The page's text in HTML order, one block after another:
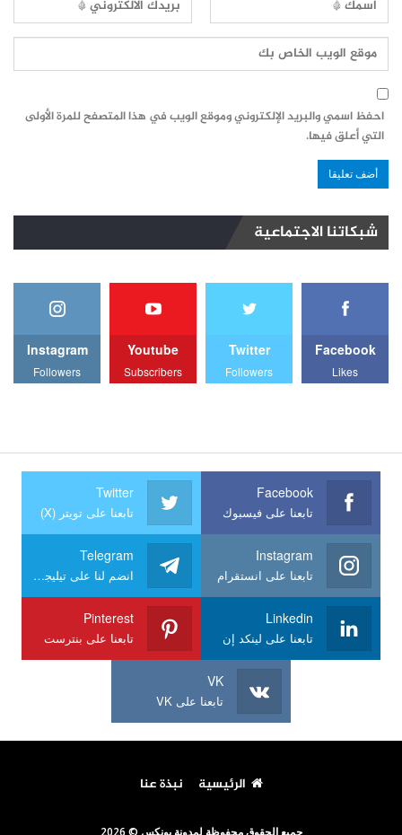
احفظ اسمي والبريد الإلكتروني وموقع الويب في هذا المتصفح للمرة الأولى
التي أعلق فيها.
شبكاتنا الاجتماعية
Facebook
Likes
Twitter
Followers
Youtube
Subscribers
Instagram
Followers
Facebook
تابعنا على فيسبوك
Twitter
تابعنا على تويتر (X)
Instagram
تابعنا على انستقرام
Telegram
انضم لنا على تيليجرام
Linkedin
تابعنا على لينكد إن
Pinterest
تابعنا على بنترست
VK
تابعنا على VK
الرئيسية نبذة عنا
جميع الحقوق محفوظة لمدونة يونكس © 2026